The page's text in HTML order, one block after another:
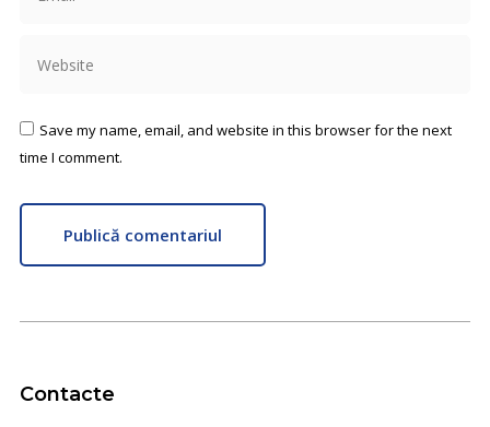
Save my name, email, and website in this browser for the next
time I comment.
Publică comentariul
Contacte